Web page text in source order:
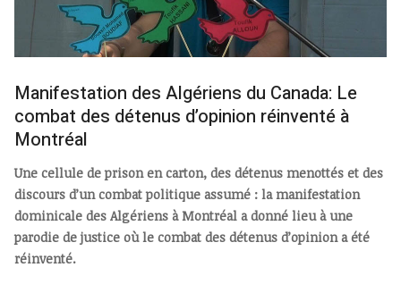
Manifestation des Algériens du Canada: Le
combat des détenus d’opinion réinventé à
Montréal
Une cellule de prison en carton, des détenus menottés et des
discours d’un combat politique assumé : la manifestation
dominicale des Algériens à Montréal a donné lieu à une
parodie de justice où le combat des détenus d’opinion a été
réinventé.